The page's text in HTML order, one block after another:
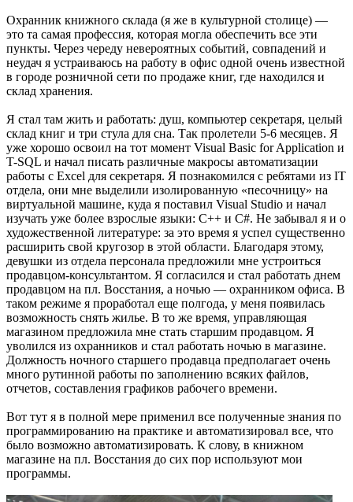
Охранник книжного склада (я же в культурной столице) —
это та самая профессия, которая могла обеспечить все эти
пункты. Через череду невероятных событий, совпадений и
неудач я устраиваюсь на работу в офис одной очень известной
в городе розничной сети по продаже книг, где находился и
склад хранения.
Я стал там жить и работать: душ, компьютер секретаря, целый
склад книг и три стула для сна. Так пролетели 5-6 месяцев. Я
уже хорошо освоил на тот момент Visual Basic for Application и
T-SQL и начал писать различные макросы автоматизации
работы с Excel для секретаря. Я познакомился с ребятами из IT
отдела, они мне выделили изолированную «песочницу» на
виртуальной машине, куда я поставил Visual Studio и начал
изучать уже более взрослые языки: C++ и C#. Не забывал я и о
художественной литературе: за это время я успел существенно
расширить свой кругозор в этой области. Благодаря этому,
девушки из отдела персонала предложили мне устроиться
продавцом-консультантом. Я согласился и стал работать днем
продавцом на пл. Восстания, а ночью — охранником офиса. В
таком режиме я проработал еще полгода, у меня появилась
возможность снять жилье. В то же время, управляющая
магазином предложила мне стать старшим продавцом. Я
уволился из охранников и стал работать ночью в магазине.
Должность ночного старшего продавца предполагает очень
много рутинной работы по заполнению всяких файлов,
отчетов, составления графиков рабочего времени.
Вот тут я в полной мере применил все полученные знания по
программированию на практике и автоматизировал все, что
было возможно автоматизировать. К слову, в книжном
магазине на пл. Восстания до сих пор используют мои
программы.